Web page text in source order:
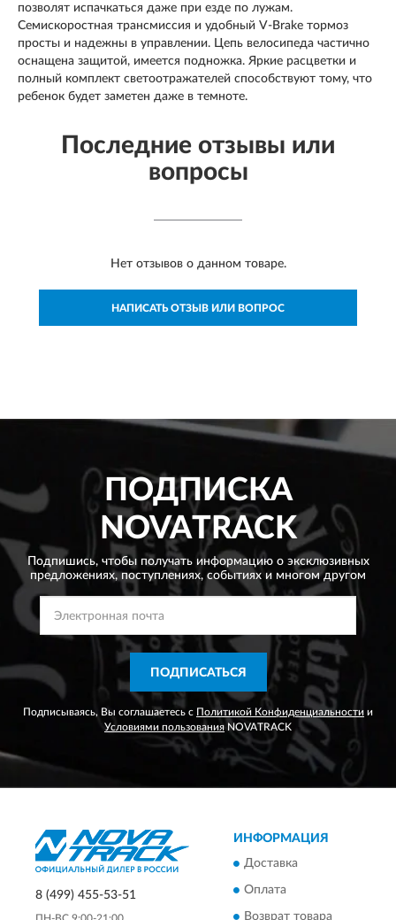
позволят испачкаться даже при езде по лужам.
Семискоростная трансмиссия и удобный V-Brake тормоз
просты и надежны в управлении. Цепь велосипеда частично
оснащена защитой, имеется подножка. Яркие расцветки и
полный комплект светоотражателей способствуют тому, что
ребенок будет заметен даже в темноте.
Последние отзывы или
вопросы
Нет отзывов о данном товаре.
НАПИСАТЬ ОТЗЫВ ИЛИ ВОПРОС
ПОДПИСКА
NOVATRACK
Подпишись, чтобы получать информацию о эксклюзивных
предложениях,поступлениях, событиях и многом другом
ПОДПИСАТЬСЯ
Подписываясь, Вы соглашаетесь с Политикой Конфиденциальности и
Условиями пользования NOVATRACK
8 (499) 455-53-51
ПН-ВС 9:00-21:00
ИНФОРМАЦИЯ
Доставка
Оплата
Возврат товара